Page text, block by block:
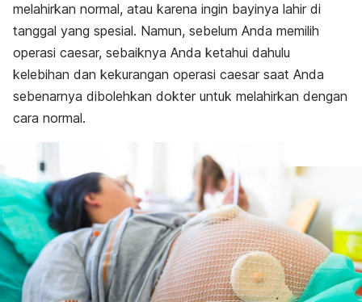
melahirkan normal, atau karena ingin bayinya lahir di
tanggal yang spesial. Namun, sebelum Anda memilih
operasi caesar, sebaiknya Anda ketahui dahulu
kelebihan dan kekurangan operasi caesar saat Anda
sebenarnya dibolehkan dokter untuk melahirkan dengan
cara normal.